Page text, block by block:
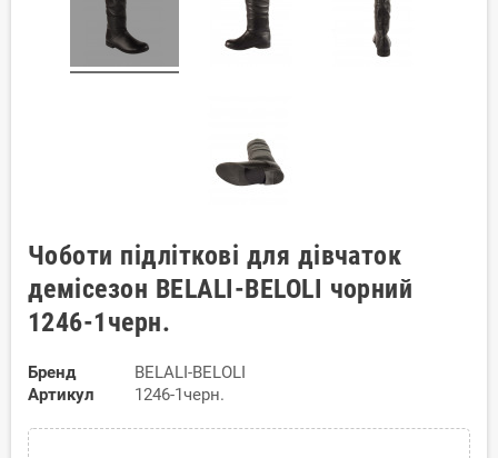
Чоботи підліткові для дівчаток
демісезон BELALI-BELOLI чорний
1246-1черн.
Бренд
BELALI-BELOLI
Артикул
1246-1черн.